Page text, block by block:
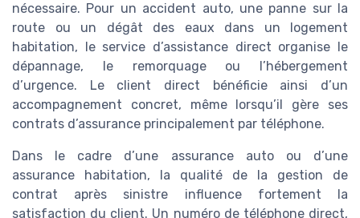
nécessaire. Pour un accident auto, une panne sur la
route ou un dégât des eaux dans un logement
habitation, le service d’assistance direct organise le
dépannage, le remorquage ou l’hébergement
d’urgence. Le client direct bénéficie ainsi d’un
accompagnement concret, même lorsqu’il gère ses
contrats d’assurance principalement par téléphone.
Dans le cadre d’une assurance auto ou d’une
assurance habitation, la qualité de la gestion de
contrat après sinistre influence fortement la
satisfaction du client. Un numéro de téléphone direct,